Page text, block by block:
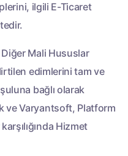
ilgili E-Ticaret
Mali Hususlar
edimlerini tam ve
bağlı olarak
ve Varyantsoft, Platform
Hizmet